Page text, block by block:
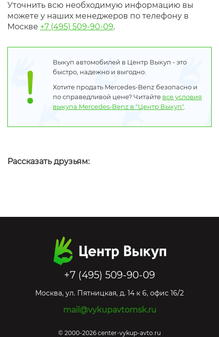
Уточнить всю необходимую информацию вы
можете у наших менеджеров по телефону в
Москве +7 (495) 509-90-09.
Выкуп автомобилей в Центр Выкуп - это
быстро, надежно и выгодно.
Хотите продать Mercedes-Benz безопасно и
по справедливой цене? Читайте все условия
выкупа Mercedes-Benz в "Центр Выкуп"
Рассказать друзьям:
+7 (495) 509-90-09
Москва, ул. Пятницкая, д. 14 к 6, офис 16/2
mail@vykupavtomsk.ru
© 2000-2026 center-vykup-avto.ru